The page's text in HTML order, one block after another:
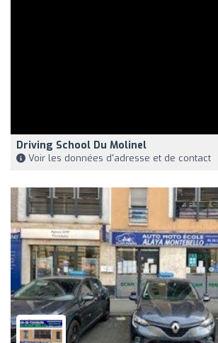
Driving School Du Molinel
Voir les données d'adresse et de contact